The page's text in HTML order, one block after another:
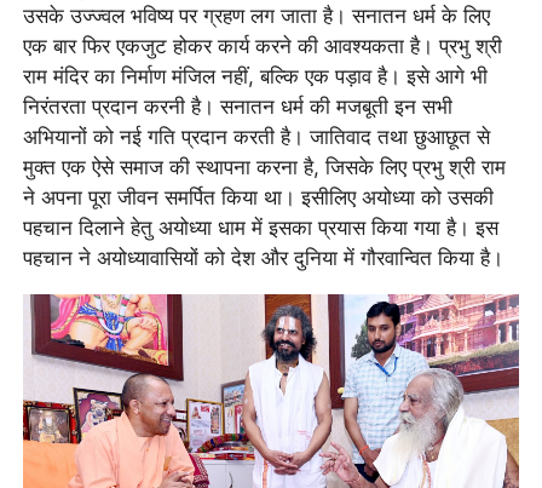
उसके उज्ज्वल भविष्य पर ग्रहण लग जाता है। सनातन धर्म के लिए
एक बार फिर एकजुट होकर कार्य करने की आवश्यकता है। प्रभु श्री
राम मंदिर का निर्माण मंजिल नहीं, बल्कि एक पड़ाव है। इसे आगे भी
निरंतरता प्रदान करनी है। सनातन धर्म की मजबूती इन सभी
अभियानों को नई गति प्रदान करती है। जातिवाद तथा छुआछूत से
मुक्त एक ऐसे समाज की स्थापना करना है, जिसके लिए प्रभु श्री राम
ने अपना पूरा जीवन समर्पित किया था। इसीलिए अयोध्या को उसकी
पहचान दिलाने हेतु अयोध्या धाम में इसका प्रयास किया गया है। इस
पहचान ने अयोध्यावासियों को देश और दुनिया में गौरवान्वित किया है।